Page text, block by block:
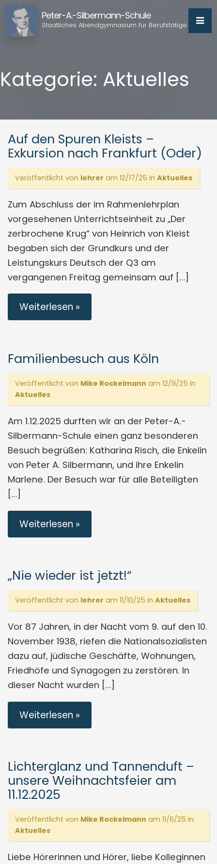
Peter-A.-Silbermann-Schule
Staatliches Abendgymnasium für Berufstätige
Kategorie: Aktuelles
Auf den Spuren Kleists –
Exkursion nach Frankfurt (Oder)
Veröffentlicht von lehrer am 12/17/25 in Aktuelles
Zum Abschluss der im Rahmenlehrplan
vorgesehenen Unterrichtseinheit zu „Der
zerbrochene Krug“ von Heinrich von Kleist
begaben sich der Grundkurs und der
Leistungskurs Deutsch der Q3 am
vergangenen Freitag gemeinsam auf […]
Weiterlesen »
Familienbesuch aus Köln
Veröffentlicht von Mike Rockelmann am 12/9/25 in
Aktuelles
Am 1.12.2025 durften wir an der Peter-A.-
Silbermann-Schule einen ganz besonderen
Besuch begrüßen: Katharina Risch, die Enkelin
von Peter A. Silbermann, und ihre Enkelin
Marlene. Der Besuch war für alle Beteiligten
[…]
Weiterlesen »
„Nie wieder ist jetzt!“
Veröffentlicht von lehrer am 11/10/25 in Aktuelles
Vor 87 Jahren, in der Nacht vom 9. auf den 10.
November 1938, riefen die Nationalsozialisten
dazu auf, jüdische Geschäfte, Wohnungen,
Friedhöfe und Synagogen zu zerstören. In
dieser Nacht wurden […]
Weiterlesen »
Lichterglanz und Tannenduft –
unsere Weihnachtsfeier am
11.12.2025
Veröffentlicht von Mike Rockelmann am 11/6/25 in
Aktuelles
Liebe Hörerinnen und Hörer, liebe Kolleginnen